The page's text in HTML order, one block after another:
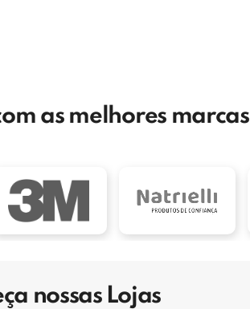
as melhores marcas
nossas Lojas